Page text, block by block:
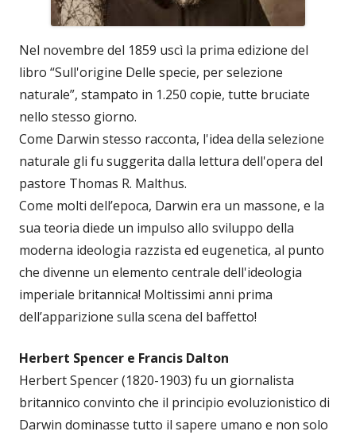
Nel novembre del 1859 uscì la prima edizione del
libro “Sull'origine Delle specie, per selezione
naturale”, stampato in 1.250 copie, tutte bruciate
nello stesso giorno.
Come Darwin stesso racconta, l'idea della selezione
naturale gli fu suggerita dalla lettura dell'opera del
pastore Thomas R. Malthus.
Come molti dell’epoca, Darwin era un massone, e la
sua teoria diede un impulso allo sviluppo della
moderna ideologia razzista ed eugenetica, al punto
che divenne un elemento centrale dell'ideologia
imperiale britannica! Moltissimi anni prima
dell’apparizione sulla scena del baffetto!
Herbert Spencer e Francis Dalton
Herbert Spencer (1820-1903) fu un giornalista
britannico convinto che il principio evoluzionistico di
Darwin dominasse tutto il sapere umano e non solo